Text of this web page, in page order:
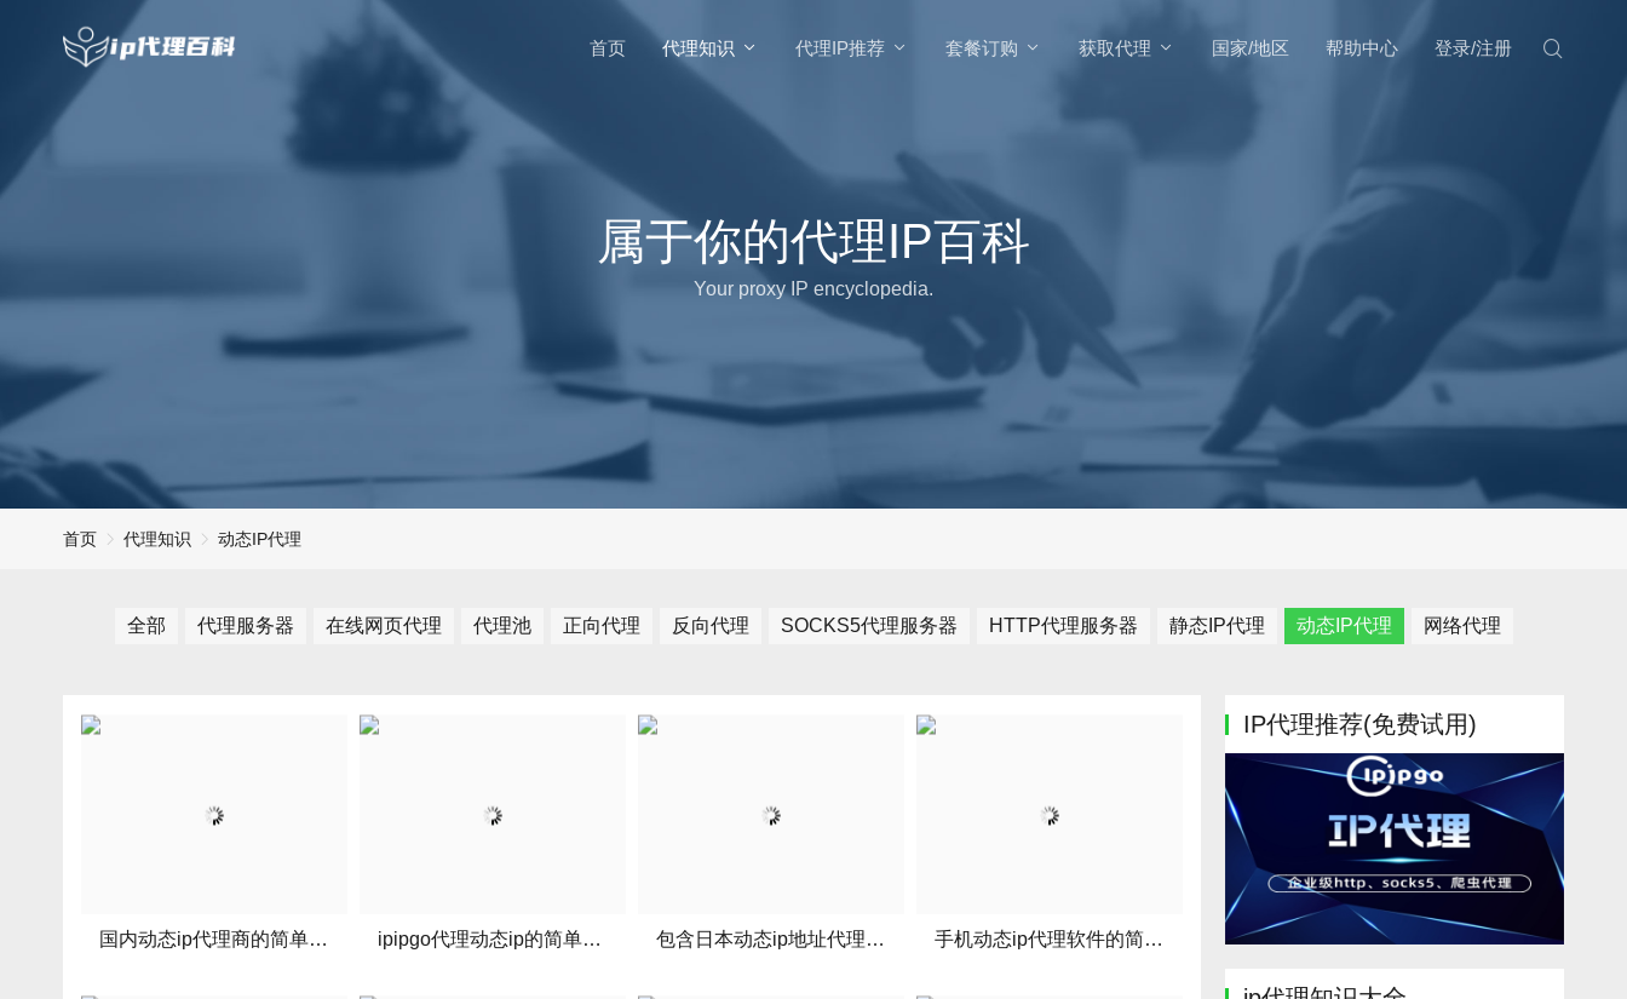
首页 代理知识 代理IP推荐 套餐订购 获取代理 国家/地区 帮助中心 登录/注册
属于你的代理IP百科
Your proxy IP encyclopedia.
首页 代理知识 动态IP代理
全部 代理服务器 在线网页代理 代理池 正向代理 反向代理 SOCKS5代理服务器 HTTP代理服务器 静态IP代理 动态IP代理 网络代理
国内动态ip代理商的简单介绍 ipipgo代理动态ip的简单介绍 包含日本动态ip地址代理的词条 手机动态ip代理软件的简单介绍
IP代理推荐(免费试用)